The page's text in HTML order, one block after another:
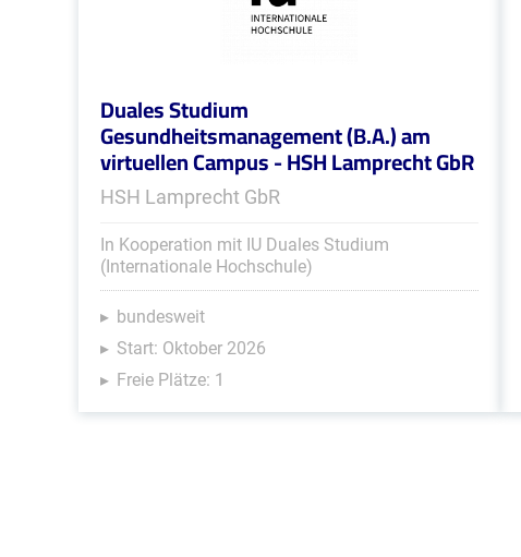
Duales Studium
Gesundheitsmanagement (B.A.) am
virtuellen Campus - HSH Lamprecht GbR
HSH Lamprecht GbR
In Kooperation mit IU Duales Studium
(Internationale Hochschule)
bundesweit
Start: Oktober 2026
Freie Plätze: 1